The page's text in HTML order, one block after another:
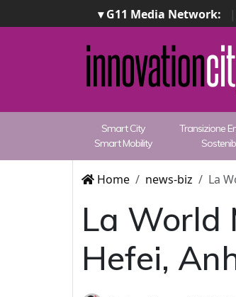
▾ G11 Media Network: |
Smart City
Smart Mobility
Transizione
Home news-biz La
La World
Hefei,